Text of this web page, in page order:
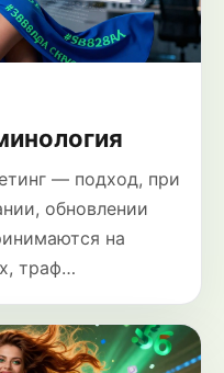
— подход, при
обновлении
на
траф…